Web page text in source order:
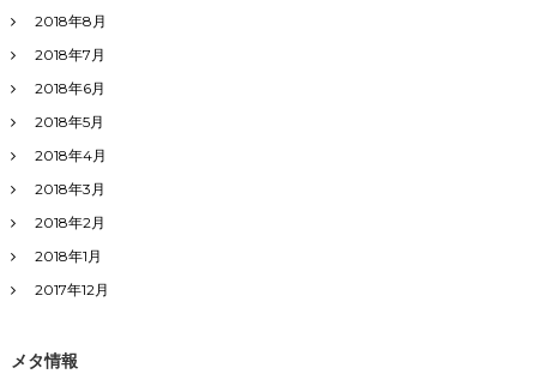
2018年8月
2018年7月
2018年6月
2018年5月
2018年4月
2018年3月
2018年2月
2018年1月
2017年12月
メタ情報